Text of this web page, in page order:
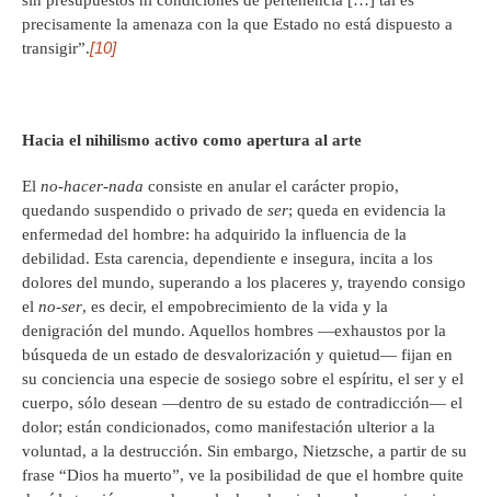
precisamente la amenaza con la que Estado no está dispuesto a
transigir”.[10]
Hacia el nihilismo activo como apertura al arte
El no-hacer-nada consiste en anular el carácter propio,
quedando suspendido o privado de ser; queda en evidencia la
enfermedad del hombre: ha adquirido la influencia de la
debilidad. Esta carencia, dependiente e insegura, incita a los
dolores del mundo, superando a los placeres y, trayendo consigo
el no-ser, es decir, el empobrecimiento de la vida y la
denigración del mundo. Aquellos hombres —exhaustos por la
búsqueda de un estado de desvalorización y quietud— fijan en
su conciencia una especie de sosiego sobre el espíritu, el ser y el
cuerpo, sólo desean —dentro de su estado de contradicción— el
dolor; están condicionados, como manifestación ulterior a la
voluntad, a la destrucción. Sin embargo, Nietzsche, a partir de su
frase “Dios ha muerto”, ve la posibilidad de que el hombre quite